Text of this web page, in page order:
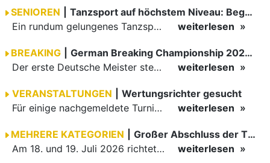
SENIOREN
Tanzsport auf höchstem Niveau: Begeisterung bei den Turnieren in…
Ein rundum gelungenes Tanzsport-Wochenende liegt hinter den Paaren und Organisatoren in Enzklösterle. Am 1. und 2. August 2026 verwandelte sich die Festhalle wieder in einen lebendigen Mittelpunkt des…
weiterlesen
BREAKING
German Breaking Championship 2026 in Hannover
Der erste Deutsche Meister steht fest B-Boy Roman siegt bei den Juniors
weiterlesen
VERANSTALTUNGEN
Wertungsrichter gesucht
Für einige nachgemeldete Turniere im 2 Halbjahr sucht der ZWE noch Wertungsrichter.
weiterlesen
MEHRERE KATEGORIEN
Großer Abschluss der TBW-Trophy in Weinheim
Am 18. und 19. Juli 2026 richtete die Tanzsportabteilung (TSA) der TSG 1862 Weinheim das Abschlussturnier der diesjährigen TBW-Trophy-Serie aus. Zum traditionellen Saisonfinale kamen rund 400 Starts über…
weiterlesen